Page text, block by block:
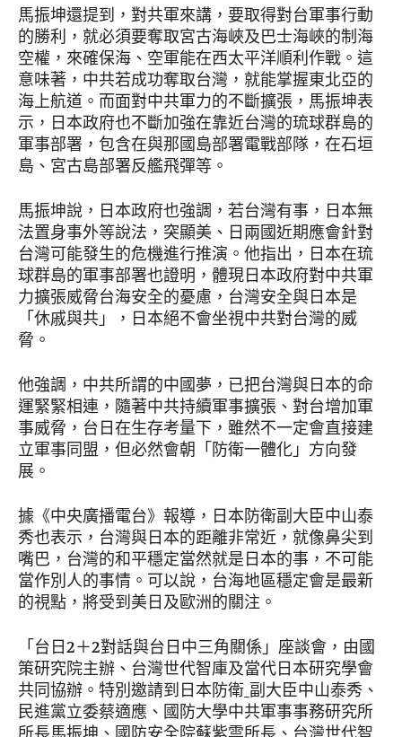
馬振坤還提到，對共軍來講，要取得對台軍事行動
的勝利，就必須要奪取宮古海峽及巴士海峽的制海
空權，來確保海、空軍能在西太平洋順利作戰。這
意味著，中共若成功奪取台灣，就能掌握東北亞的
海上航道。而面對中共軍力的不斷擴張，馬振坤表
示，日本政府也不斷加強在靠近台灣的琉球群島的
軍事部署，包含在與那國島部署電戰部隊，在石垣
島、宮古島部署反艦飛彈等。
馬振坤說，日本政府也強調，若台灣有事，日本無
法置身事外等說法，突顯美、日兩國近期應會針對
台灣可能發生的危機進行推演。他指出，日本在琉
球群島的軍事部署也證明，體現日本政府對中共軍
力擴張威脅台海安全的憂慮，台灣安全與日本是
「休戚與共」，日本絕不會坐視中共對台灣的威
脅。
他強調，中共所謂的中國夢，已把台灣與日本的命
運緊緊相連，隨著中共持續軍事擴張、對台增加軍
事威脅，台日在生存考量下，雖然不一定會直接建
立軍事同盟，但必然會朝「防衛一體化」方向發
展。
據《中央廣播電台》報導，日本防衛副大臣中山泰
秀也表示，台灣與日本的距離非常近，就像鼻尖到
嘴巴，台灣的和平穩定當然就是日本的事，不可能
當作別人的事情。可以說，台海地區穩定會是最新
的視點，將受到美日及歐洲的關注。
「台日2＋2對話與台日中三角關係」座談會，由國
策研究院主辦、台灣世代智庫及當代日本研究學會
共同協辦。特別邀請到日本防衛ˍ副大臣中山泰秀、
民進黨立委蔡適應、國防大學中共軍事事務研究所